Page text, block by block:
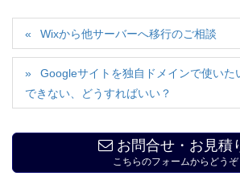
Wixから他サーバーへ移行のご相談
Googleサイトを独自ドメインで使いた
できない、どうすればいい？
お問合せ・お見積
こちらのフォームからどうぞ